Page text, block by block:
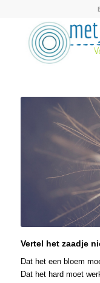
Vertel het zaadje
Dat het een bloem
Dat het hard moet